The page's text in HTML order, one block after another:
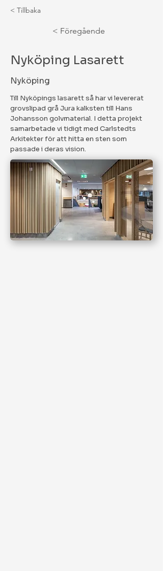
< Tillbaka
< Föregående
Nyköping Lasarett
Nyköping
Till Nyköpings lasarett så har vi levererat
grovslipad grå Jura kalksten till Hans
Johansson golvmaterial. I detta projekt
samarbetade vi tidigt med Carlstedts
Arkitekter för att hitta en sten som
passade i deras vision.